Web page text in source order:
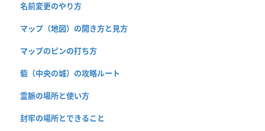
名前変更のやり方
マップ（地図）の開き方と見方
マップのピンの打ち方
砦（中央の城）の攻略ルート
霊脈の場所と使い方
封牢の場所とできること